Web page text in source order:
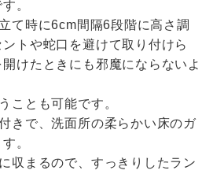
。
て時に6cm間隔6段階に高さ調
トや蛇口を避けて取り付けら
けたときにも邪魔にならないよ
ことも可能です。
きで、洗面所の柔らかい床のガ
。
収まるので、すっきりしたラン